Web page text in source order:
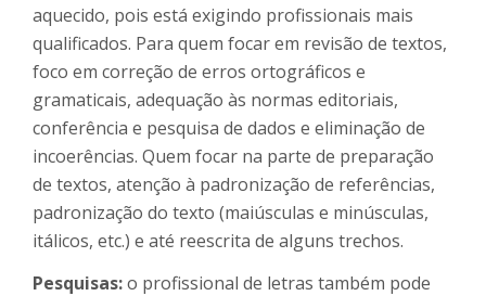
aquecido, pois está exigindo profissionais mais
qualificados. Para quem focar em revisão de textos,
foco em correção de erros ortográficos e
gramaticais, adequação às normas editoriais,
conferência e pesquisa de dados e eliminação de
incoerências. Quem focar na parte de preparação
de textos, atenção à padronização de referências,
padronização do texto (maiúsculas e minúsculas,
itálicos, etc.) e até reescrita de alguns trechos.
Pesquisas:o profissional de letras também pode